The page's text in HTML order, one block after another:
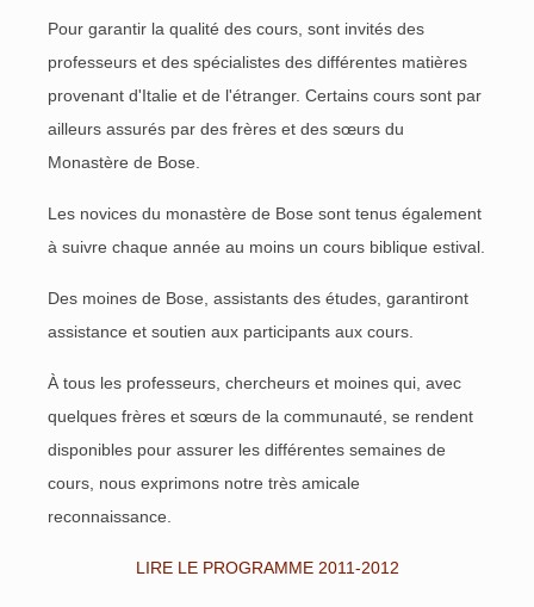
Pour garantir la qualité des cours, sont invités des
professeurs et des spécialistes des différentes matières
provenant d'Italie et de l'étranger. Certains cours sont par
ailleurs assurés par des frères et des sœurs du
Monastère de Bose.
Les novices du monastère de Bose sont tenus également
à suivre chaque année au moins un cours biblique estival.
Des moines de Bose, assistants des études, garantiront
assistance et soutien aux participants aux cours.
À tous les professeurs, chercheurs et moines qui, avec
quelques frères et sœurs de la communauté, se rendent
disponibles pour assurer les différentes semaines de
cours, nous exprimons notre très amicale
reconnaissance.
LIRE LE PROGRAMME 2011-2012